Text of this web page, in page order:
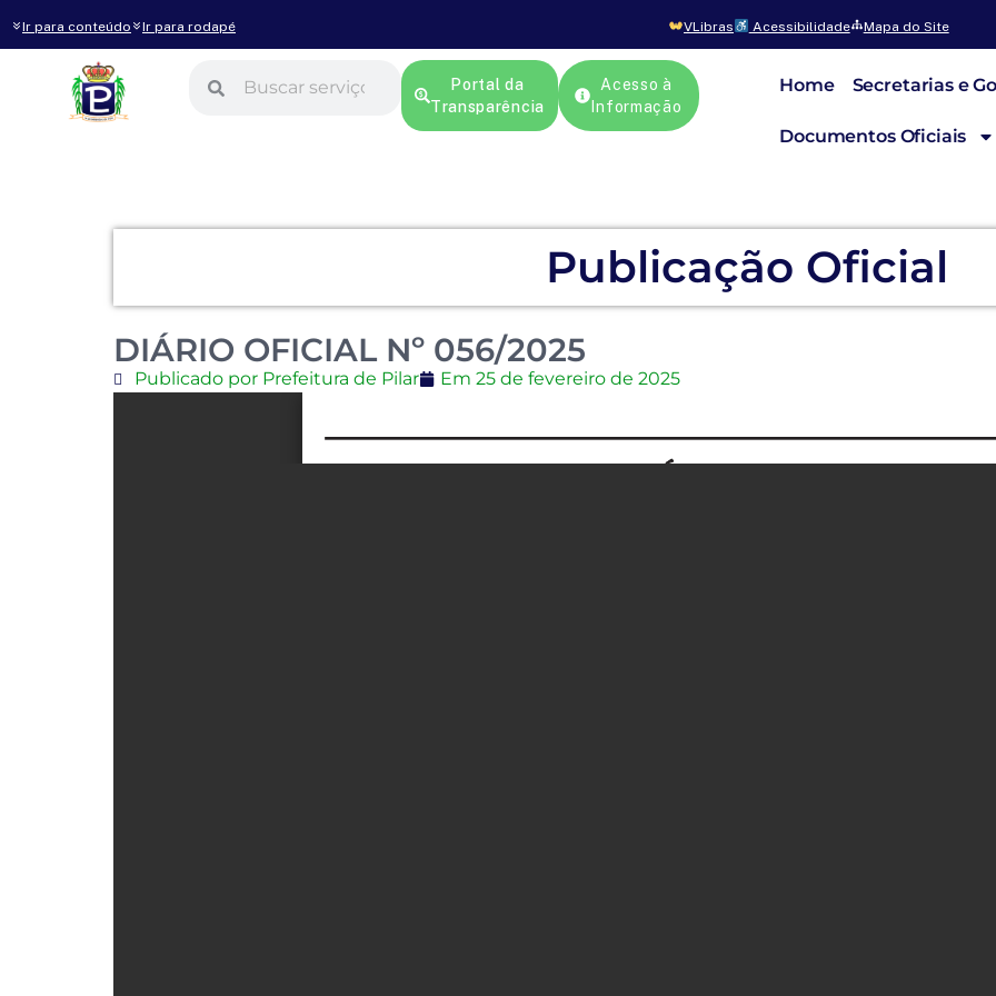
Ir para conteúdo Ir para rodapé VLibras Acessibilidade Mapa do Site
Portal da
Transparência
Acesso à
Informação
Home Secretarias e
Documentos Oficiais
Publicação Oficial
DIÁRIO OFICIAL Nº 056/2025
Publicado por Prefeitura de Pilar Em 25 de fevereiro de 2025